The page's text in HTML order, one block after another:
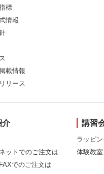
標
情報
載情報
リース
介
ットでのご注文は
でのご注文は
講習
ラッピ
体験教